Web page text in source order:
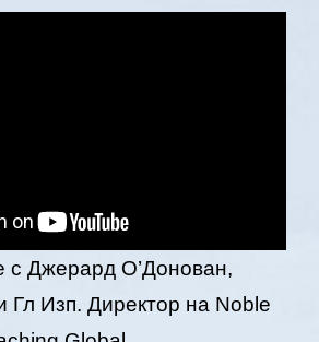
с Джерард О’Донован,
Гл Изп. Директор на Noble